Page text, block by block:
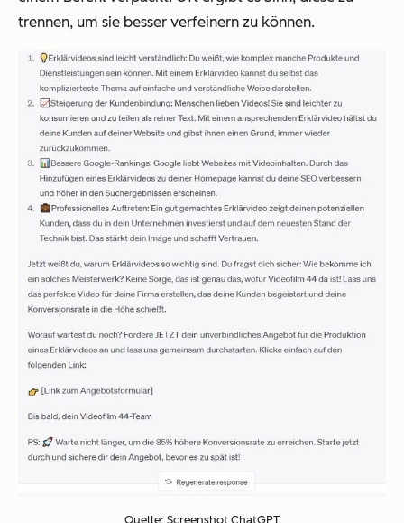
trennen, um sie besser verfeinern zu können.
Quelle: Screenshot ChatGPT